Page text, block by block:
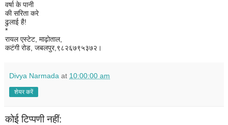
वर्षा के पानी
की सरिता करे
ढुलाई है!
*
रायल एस्टेट, माढ़ोताल,
कटंगी रोड, जबलपुर,९८२६७९५३७२।
Divya Narmada at 10:00:00 am
शेयर करें
कोई टिप्पणी नहीं: